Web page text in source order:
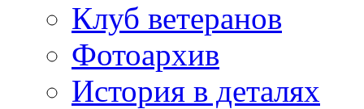
Клуб ветеранов
Фотоархив
История в деталях